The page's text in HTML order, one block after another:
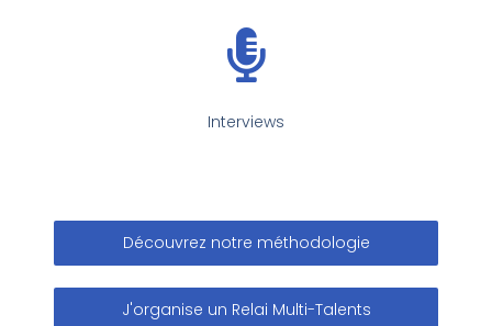
Interviews
Découvrez notre méthodologie
J'organise un Relai Multi-Talents